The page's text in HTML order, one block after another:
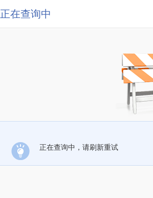
正在查询中
正在查询中，请刷新重试